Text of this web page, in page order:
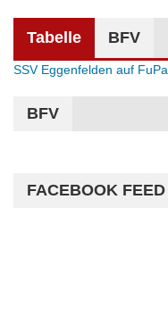
Tabelle BFV
SSV Eggenfelden auf FuPa
BFV
FACEBOOK FEED